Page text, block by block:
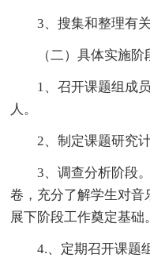
3、搜集和整理有
（二）具体实施
1、召开课题组成
人。
2、制定课题研究计
3、调查分析阶段
卷，充分了解学生对
展下阶段工作奠定基础。
4.、定期召开课题